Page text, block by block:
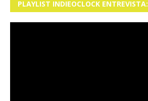
PLAYLIST INDIEOCLOCK ENTREVISTA: